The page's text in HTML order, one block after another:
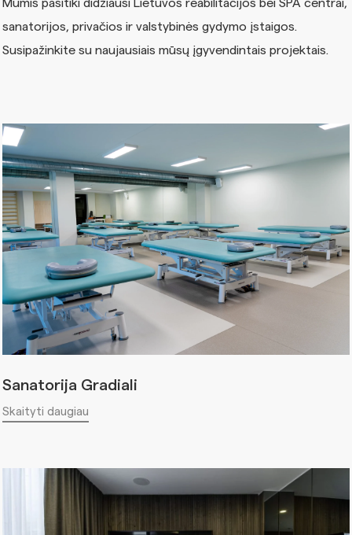
Mumis pasitiki didžiausi Lietuvos reabilitacijos bei SPA centrai,
sanatorijos, privačios ir valstybinės gydymo įstaigos.
Susipažinkite su naujausiais mūsų įgyvendintais projektais.
Sanatorija Gradiali
Skaityti daugiau